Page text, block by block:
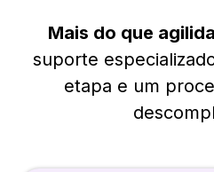
Mais do que
suporte
etapa e um